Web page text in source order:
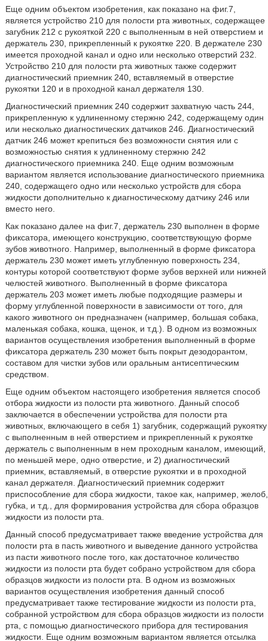
Еще одним объектом изобретения, как показано на фиг.7,
является устройство 210 для полости рта животных, содержащее
загубник 212 с рукояткой 220 с выполненным в ней отверстием и
держатель 230, прикрепленный к рукоятке 220. В держателе 230
имеется проходной канал и одно или несколько отверстий 232.
Устройство 210 для полости рта животных также содержит
диагностический приемник 240, вставляемый в отверстие
рукоятки 120 и в проходной канал держателя 130.
Диагностический приемник 240 содержит захватную часть 244,
прикрепленную к удлиненному стержню 242, содержащему один
или несколько диагностических датчиков 246. Диагностический
датчик 246 может крепиться без возможности снятия или с
возможностью снятия к удлиненному стержню 242
диагностического приемника 240. Еще одним возможным
вариантом является использование диагностического приемника
240, содержащего одно или несколько устройств для сбора
жидкости дополнительно к диагностическому датчику 246 или
вместо него.
Как показано далее на фиг.7, держатель 230 выполнен в форме
фиксатора, имеющего конструкцию, соответствующую форме
зубов животного. Например, выполненный в форме фиксатора
держатель 230 может иметь углубленную поверхность 234,
контуры которой соответствуют форме зубов верхней или нижней
челюстей животного. Выполненный в форме фиксатора
держатель 203 может иметь любые подходящие размеры и
форму углубленной поверхности в зависимости от того, для
какого животного он предназначен (например, большая собака,
маленькая собака, кошка, щенок, и т.д.). В одном из возможных
вариантов осуществления изобретения выполненный в форме
фиксатора держатель 230 может быть покрыт дезодорантом,
составом для чистки зубов или оральным антисептическим
средством.
Еще одним объектом настоящего изобретения является способ
отбора жидкости из полости рта животного. Данный способ
заключается в обеспечении устройства для полости рта
животных, включающего в себя 1) загубник, содержащий рукоятку
с выполненным в ней отверстием и прикрепленный к рукоятке
держатель с выполненным в нем проходным каналом, имеющий,
по меньшей мере, одно отверстие, и 2) диагностический
приемник, вставляемый, в отверстие рукоятки и в проходной
канал держателя. Диагностический приемник содержит
приспособление для сбора жидкости, такое как, например, желоб,
губка, и т.д., для формирования устройства для сбора образцов
жидкости из полости рта.
Данный способ предусматривает также введение устройства для
полости рта в пасть животного и выведение данного устройства
из пасти животного после того, как достаточное количество
жидкости из полости рта будет собрано устройством для сбора
образцов жидкости из полости рта. В одном из возможных
вариантов осуществления изобретения данный способ
предусматривает также тестирование жидкости из полости рта,
собранной устройством для сбора образцов жидкости из полости
рта, с помощью диагностического прибора для тестирования
жидкости. Еще одним возможным вариантом является отсылка